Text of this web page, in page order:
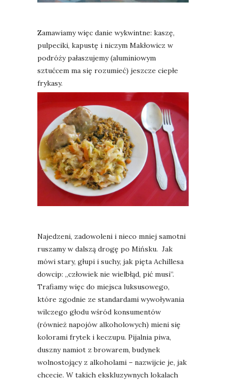
Zamawiamy więc danie wykwintne: kaszę,
pulpeciki, kapustę i niczym Makłowicz w
podróży pałaszujemy (aluminiowym
sztućcem ma się rozumieć) jeszcze ciepłe
frykasy.
Najedzeni, zadowoleni i nieco mniej samotni
ruszamy w dalszą drogę po Mińsku. Jak
mówi stary, głupi i suchy, jak pięta Achillesa
dowcip: „człowiek nie wielbłąd, pić musi”.
Trafiamy więc do miejsca luksusowego,
które zgodnie ze standardami wywoływania
wilczego głodu wśród konsumentów
(również napojów alkoholowych) mieni się
kolorami frytek i keczupu. Pijalnia piwa,
duszny namiot z browarem, budynek
wolnostojący z alkoholami – nazwijcie je, jak
chcecie. W takich ekskluzywnych lokalach